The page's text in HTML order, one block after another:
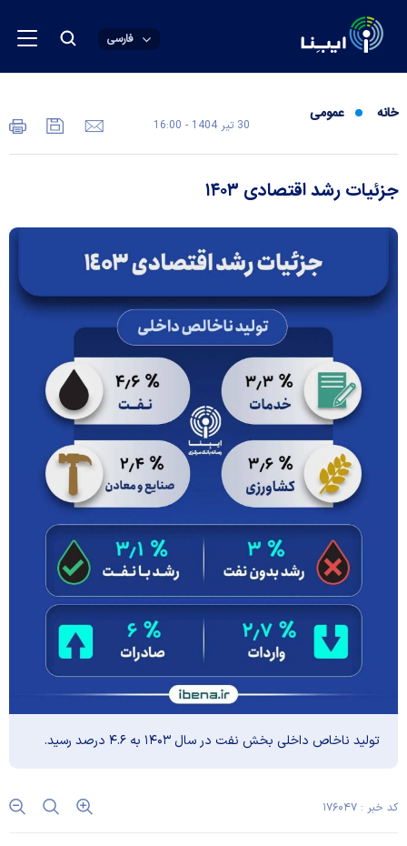
فارسی
خانه عمومی
30 تير 1404 - 16:00
جزئیات رشد اقتصادی ۱۴۰۳
تولید ناخاص داخلی بخش نفت در سال ۱۴۰۳ به ۴.۶ درصد رسید.
کد خبر : ۱۷۶۰۴۷